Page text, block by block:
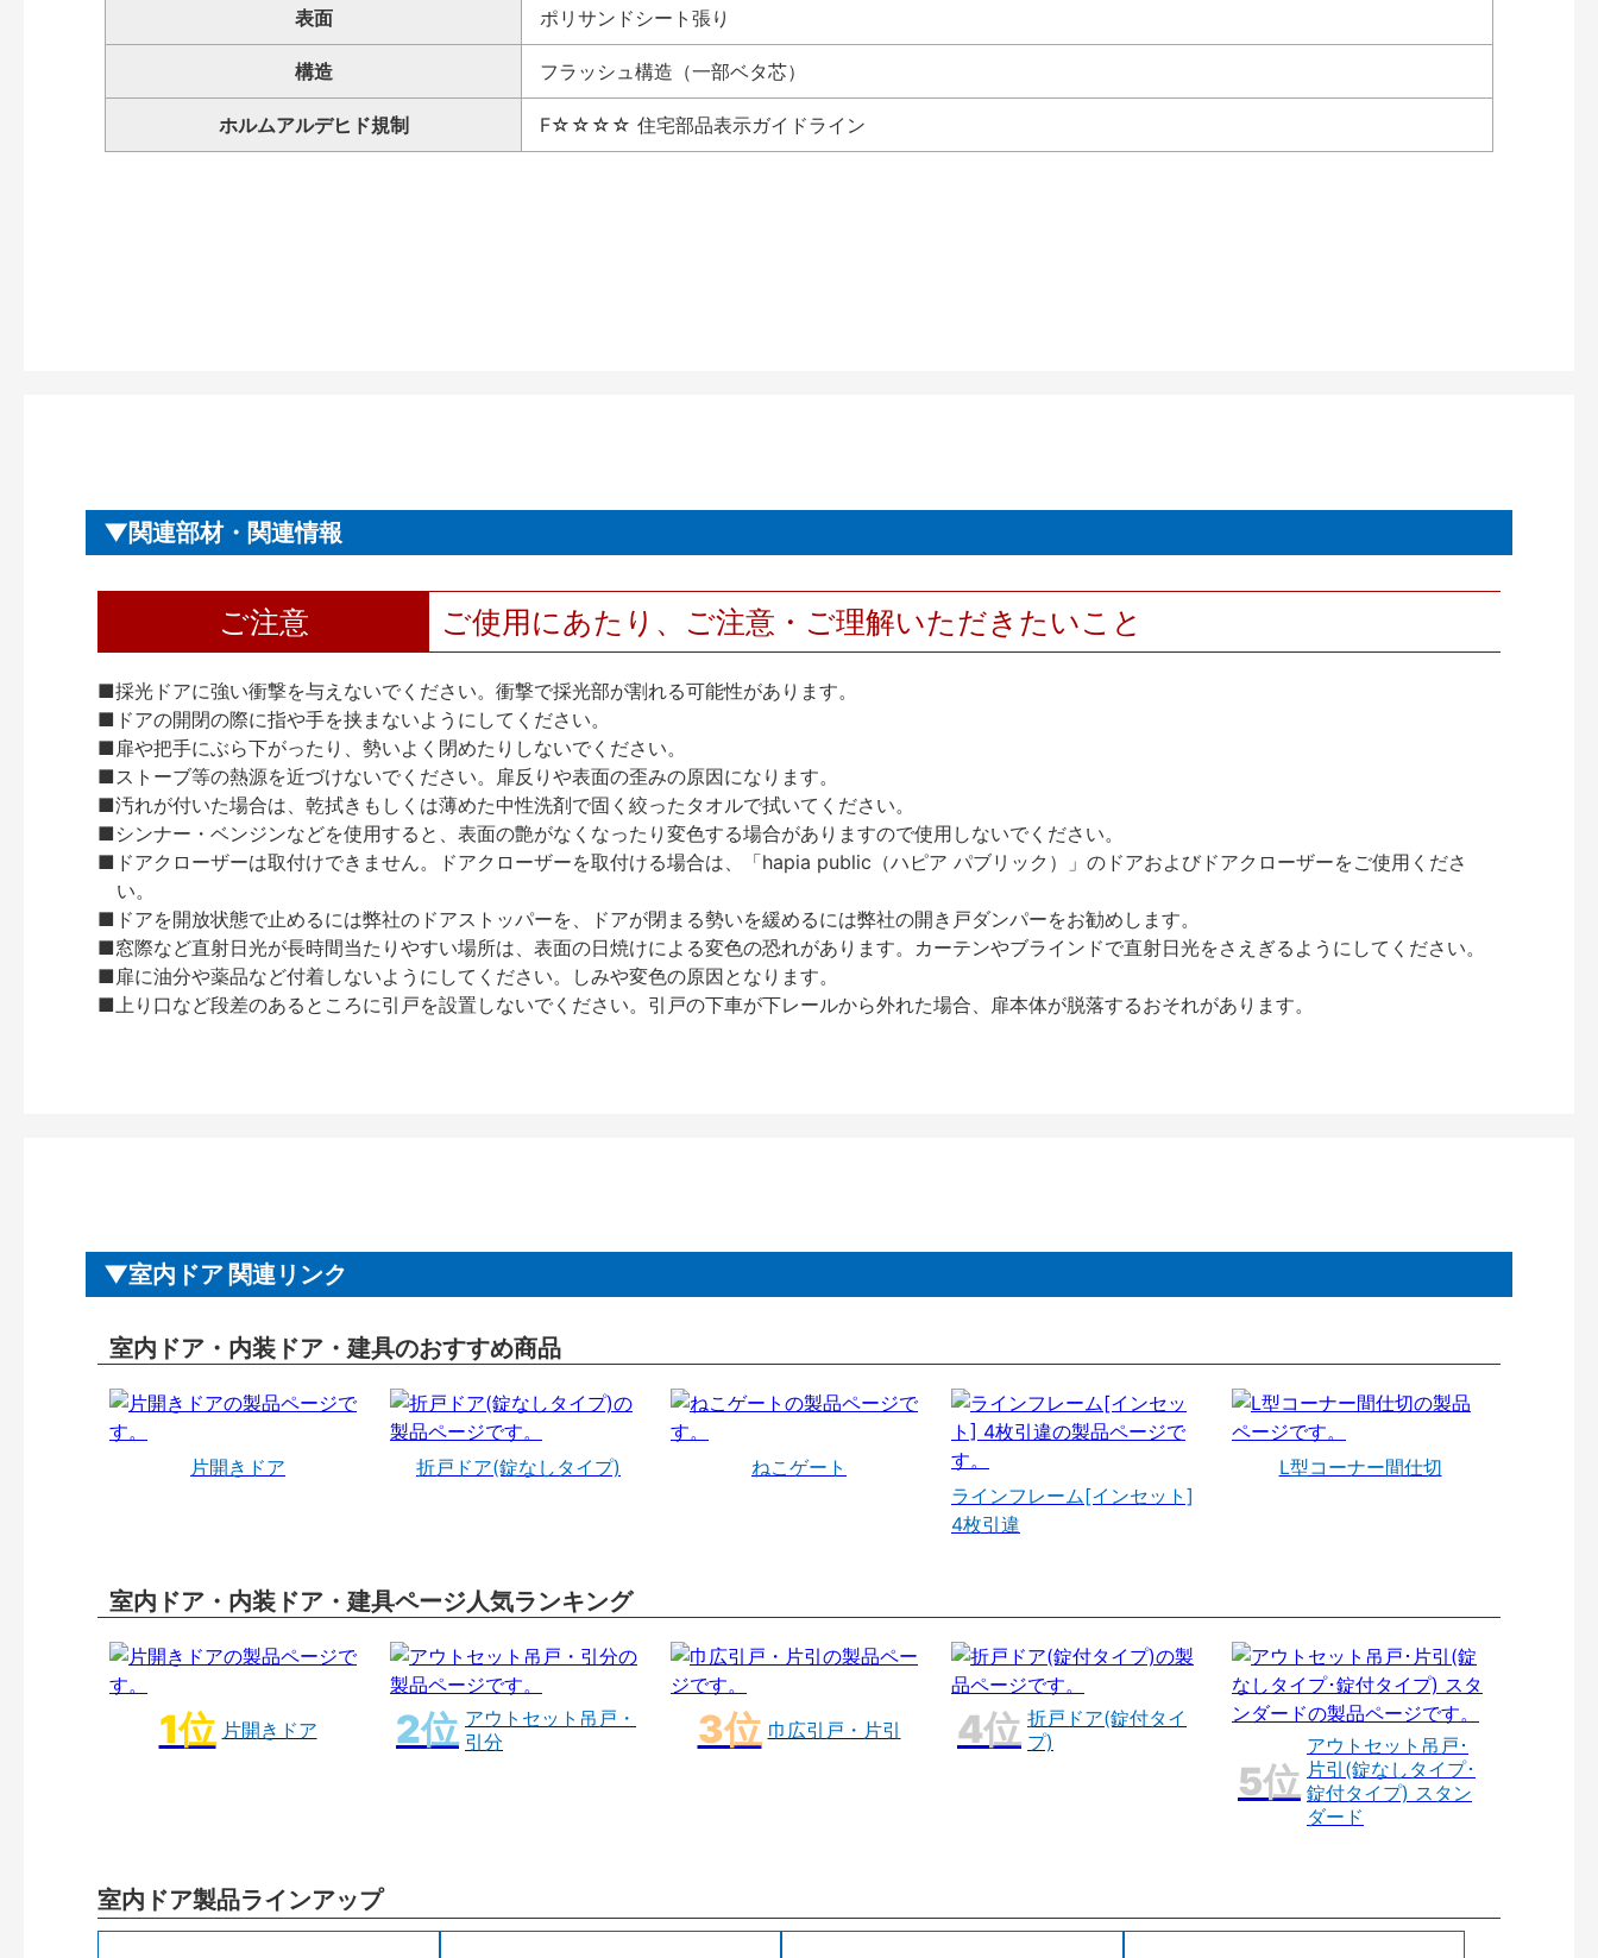
表面 ポリサンドシート張り
構造 フラッシュ構造（一部ベタ芯）
ホルムアルデヒド規制 F☆☆☆☆ 住宅部品表示ガイドライン
関連部材・関連情報
ご注意 ご使用にあたり、ご注意・ご理解いただきたいこと
■採光ドアに強い衝撃を与えないでください。衝撃で採光部が割れる可能性があります。
■ドアの開閉の際に指や手を挟まないようにしてください。
■扉や把手にぶら下がったり、勢いよく閉めたりしないでください。
■ストーブ等の熱源を近づけないでください。扉反りや表面の歪みの原因になります。
■汚れが付いた場合は、乾拭きもしくは薄めた中性洗剤で固く絞ったタオルで拭いてください。
■シンナー・ベンジンなどを使用すると、表面の艶がなくなったり変色する場合がありますので使用しないでください。
■ドアクローザーは取付けできません。ドアクローザーを取付ける場合は、「hapia public（ハピア パブリック）」のドアおよびドアクローザーをご使用くださ
い。
■ドアを開放状態で止めるには弊社のドアストッパーを、ドアが閉まる勢いを緩めるには弊社の開き戸ダンパーをお勧めします。
■窓際など直射日光が長時間当たりやすい場所は、表面の日焼けによる変色の恐れがあります。カーテンやブラインドで直射日光をさえぎるようにしてください。
■扉に油分や薬品など付着しないようにしてください。しみや変色の原因となります。
■上り口など段差のあるところに引戸を設置しないでください。引戸の下車が下レールから外れた場合、扉本体が脱落するおそれがあります。
室内ドア 関連リンク
室内ドア・内装ドア・建具のおすすめ商品
片開きドア 折戸ドア(錠なしタイプ)
ねこゲート
ラインフレーム[インセット]
4枚引違
L型コーナー間仕切
室内ドア・内装ドア・建具ページ人気ランキング
片開きドア
アウトセット吊戸・
引分
巾広引戸・片引
折戸ドア(錠付タイ
プ)
アウトセット吊戸･
片引(錠なしタイプ･
錠付タイプ) スタン
ダード
室内ドア製品ラインアップ